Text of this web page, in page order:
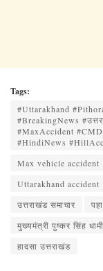
Tags:
#Uttarakhand
#BreakingNews
#MaxAccident
#HindiNews
Max vehicle accident
Uttarakhand accident
उत्तराखंड समाचार
मुख्यमंत्री पुष्कर सिंह धामी
हादसा उत्तराखंड